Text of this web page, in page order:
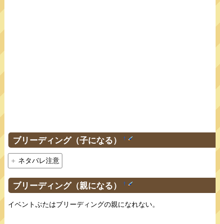
ブリーディング（子になる） †
ネタバレ注意
ブリーディング（親になる） †
イベントぶたはブリーディングの親になれない。